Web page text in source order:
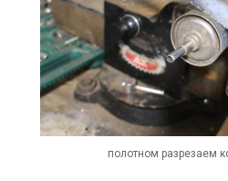
полотном разрезаем